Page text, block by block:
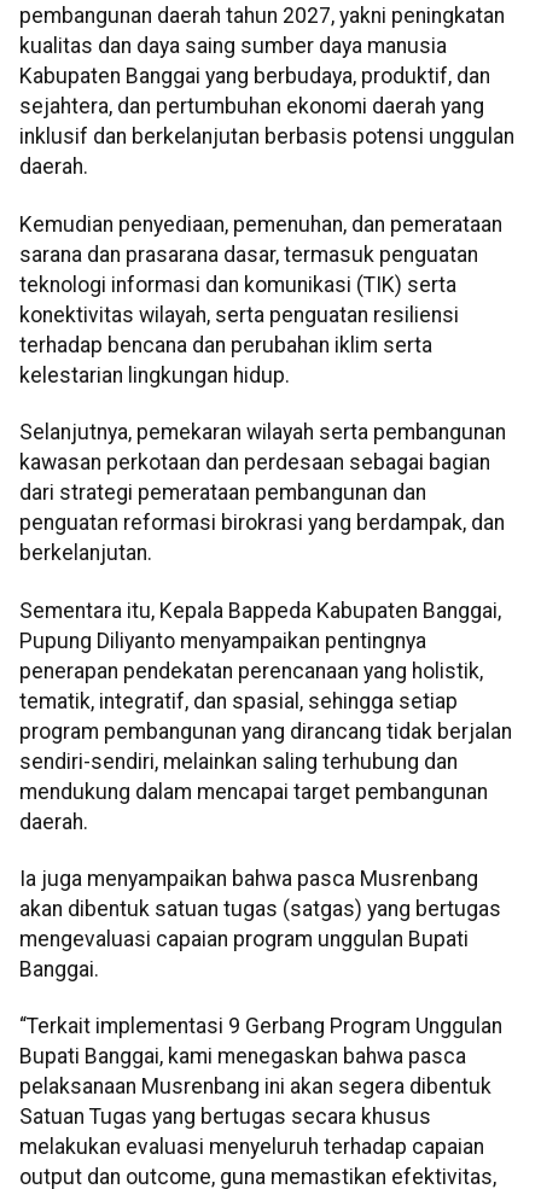
pembangunan daerah tahun 2027, yakni peningkatan
kualitas dan daya saing sumber daya manusia
Kabupaten Banggai yang berbudaya, produktif, dan
sejahtera, dan pertumbuhan ekonomi daerah yang
inklusif dan berkelanjutan berbasis potensi unggulan
daerah.
Kemudian penyediaan, pemenuhan, dan pemerataan
sarana dan prasarana dasar, termasuk penguatan
teknologi informasi dan komunikasi (TIK) serta
konektivitas wilayah, serta penguatan resiliensi
terhadap bencana dan perubahan iklim serta
kelestarian lingkungan hidup.
Selanjutnya, pemekaran wilayah serta pembangunan
kawasan perkotaan dan perdesaan sebagai bagian
dari strategi pemerataan pembangunan dan
penguatan reformasi birokrasi yang berdampak, dan
berkelanjutan.
Sementara itu, Kepala Bappeda Kabupaten Banggai,
Pupung Diliyanto menyampaikan pentingnya
penerapan pendekatan perencanaan yang holistik,
tematik, integratif, dan spasial, sehingga setiap
program pembangunan yang dirancang tidak berjalan
sendiri-sendiri, melainkan saling terhubung dan
mendukung dalam mencapai target pembangunan
daerah.
Ia juga menyampaikan bahwa pasca Musrenbang
akan dibentuk satuan tugas (satgas) yang bertugas
mengevaluasi capaian program unggulan Bupati
Banggai.
“Terkait implementasi 9 Gerbang Program Unggulan
Bupati Banggai, kami menegaskan bahwa pasca
pelaksanaan Musrenbang ini akan segera dibentuk
Satuan Tugas yang bertugas secara khusus
melakukan evaluasi menyeluruh terhadap capaian
output dan outcome, guna memastikan efektivitas,